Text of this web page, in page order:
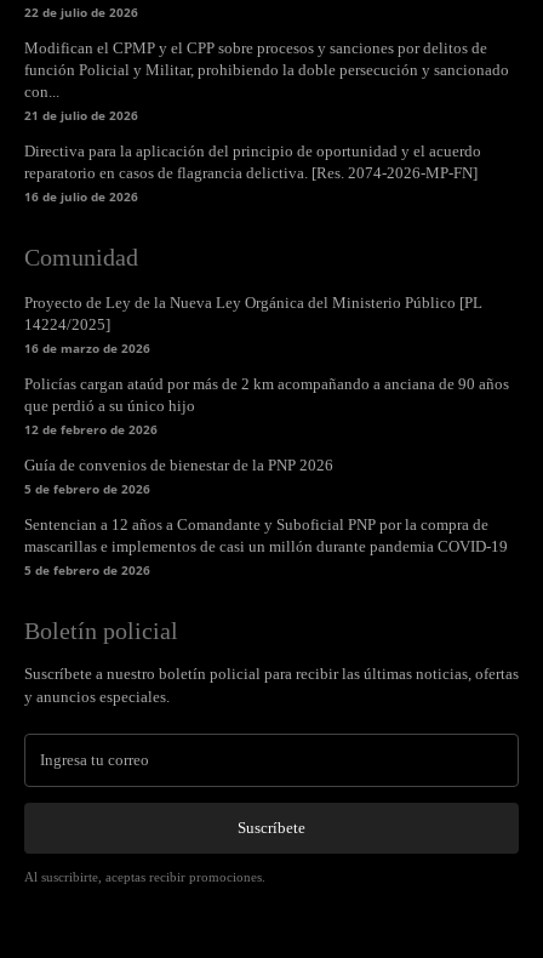
22 de julio de 2026
Modifican el CPMP y el CPP sobre procesos y sanciones por delitos de
función Policial y Militar, prohibiendo la doble persecución y sancionado
con...
21 de julio de 2026
Directiva para la aplicación del principio de oportunidad y el acuerdo
reparatorio en casos de flagrancia delictiva. [Res. 2074-2026-MP-FN]
16 de julio de 2026
Comunidad
Proyecto de Ley de la Nueva Ley Orgánica del Ministerio Público [PL
14224/2025]
16 de marzo de 2026
Policías cargan ataúd por más de 2 km acompañando a anciana de 90 años
que perdió a su único hijo
12 de febrero de 2026
Guía de convenios de bienestar de la PNP 2026
5 de febrero de 2026
Sentencian a 12 años a Comandante y Suboficial PNP por la compra de
mascarillas e implementos de casi un millón durante pandemia COVID-19
5 de febrero de 2026
Boletín policial
Suscríbete a nuestro boletín policial para recibir las últimas noticias, ofertas
y anuncios especiales.
Suscríbete
Al suscribirte, aceptas recibir promociones.